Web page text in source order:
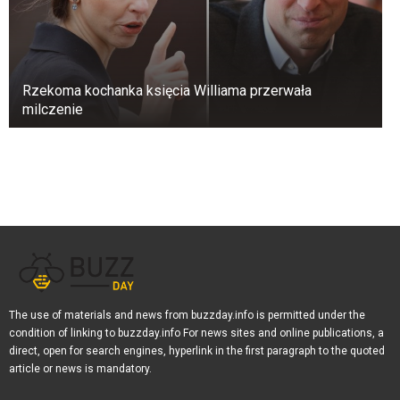
Rzekoma kochanka księcia Williama przerwała
milczenie
The use of materials and news from buzzday.info is permitted under the
condition of linking to buzzday.info For news sites and online publications, a
direct, open for search engines, hyperlink in the first paragraph to the quoted
article or news is mandatory.